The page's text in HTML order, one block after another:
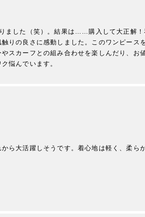
ました（笑）。結果は……購入して大正解！
りの良さに感動しました。このワンピース
スカーフとの組み合わせを楽しんだり、お
悩んでいます。
ら大活躍しそうです。着心地は軽く、柔らか